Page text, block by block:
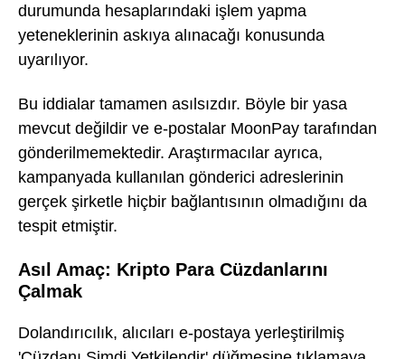
durumunda hesaplarındaki işlem yapma
yeteneklerinin askıya alınacağı konusunda
uyarılıyor.
Bu iddialar tamamen asılsızdır. Böyle bir yasa
mevcut değildir ve e-postalar MoonPay tarafından
gönderilmemektedir. Araştırmacılar ayrıca,
kampanyada kullanılan gönderici adreslerinin
gerçek şirketle hiçbir bağlantısının olmadığını da
tespit etmiştir.
Asıl Amaç: Kripto Para Cüzdanlarını
Çalmak
Dolandırıcılık, alıcıları e-postaya yerleştirilmiş